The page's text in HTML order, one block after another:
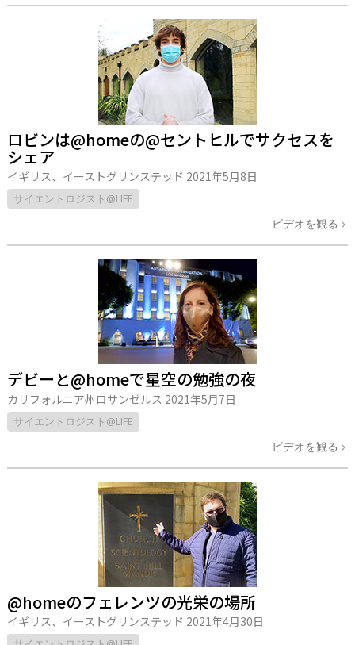
ロビンは@homeの@セントヒルでサクセスを
シェア
イギリス、イーストグリンステッド 2021年5月8日
サイエントロジスト@LIFE
ビデオを観る
デビーと@homeで星空の勉強の夜
カリフォルニア州ロサンゼルス 2021年5月7日
サイエントロジスト@LIFE
ビデオを観る
@homeのフェレンツの光栄の場所
イギリス、イーストグリンステッド 2021年4月30日